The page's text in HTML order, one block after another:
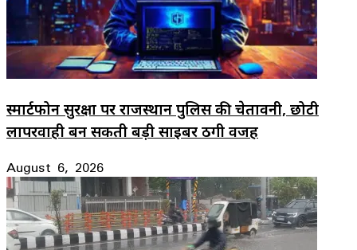
स्मार्टफोन सुरक्षा पर राजस्थान पुलिस की चेतावनी, छोटी
लापरवाही बन सकती बड़ी साइबर ठगी वजह
August 6, 2026